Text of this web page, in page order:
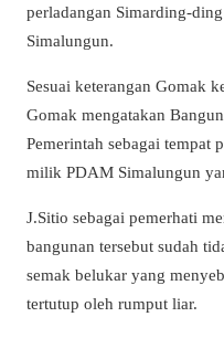
perladangan Simarding-
Simalungun.
Sesuai keterangan Gomak
Gomak mengatakan
Pemerintah sebagai tempat
milik PDAM Simalungun
J.Sitio sebagai pemerhati
bangunan tersebut sudah
semak belukar yang
tertutup oleh rumput liar.